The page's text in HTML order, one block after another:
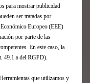
del prototipo en
el color
los tiradores de
laterales «Taylor
de Taylor Barnard, el
del capó, los
para mostrar publicidad
ser tratadas por
Europeo (EEE)
por parte de las
En este caso, la
49.1.a del RGPD).
que utilizamos y